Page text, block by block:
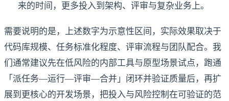
来的时间，更多投入到架构、评审与复杂业务上。
需要说明的是，上述数字为示意性区间，实际效果取决于
代码库规模、任务标准化程度、评审流程与团队配合。我
们通常建议先在低风险的内部工具与原型场景试点，跑通
「派任务—运行—评审—合并」闭环并验证质量后，再扩
展到更核心的开发场景，把投入与风险控制在可验证的范